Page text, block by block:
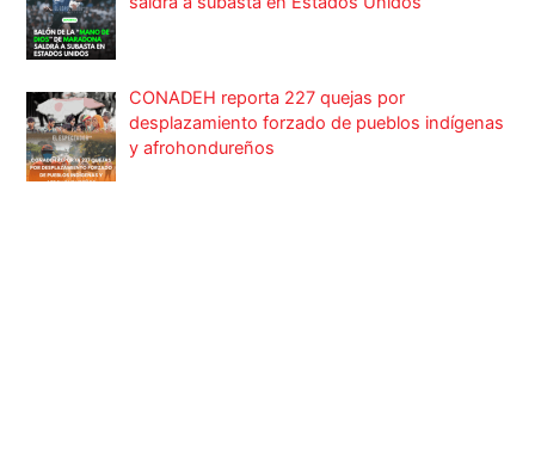
CONADEH reporta 227 quejas por
desplazamiento forzado de pueblos indígenas
y afrohondureños